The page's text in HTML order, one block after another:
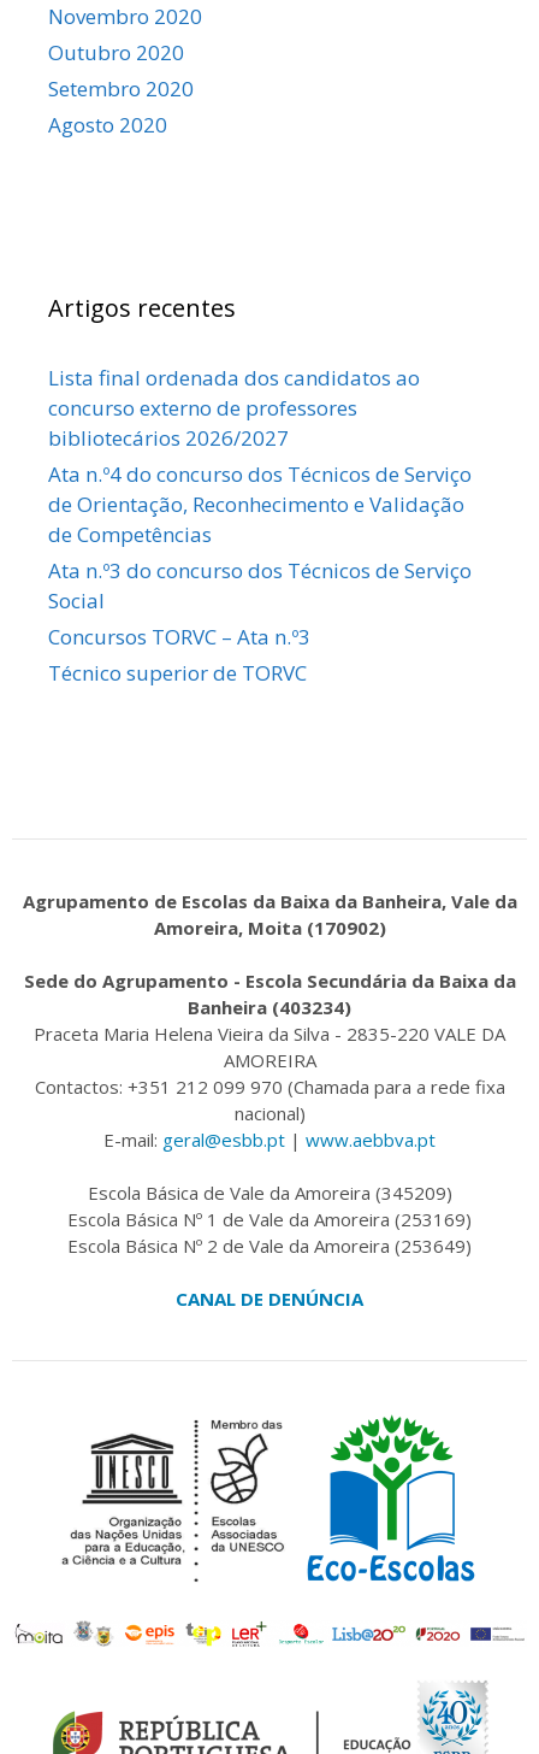
Novembro 2020
Outubro 2020
Setembro 2020
Agosto 2020
Artigos recentes
Lista final ordenada dos candidatos ao
concurso externo de professores
bibliotecários 2026/2027
Ata n.º4 do concurso dos Técnicos de Serviço
de Orientação, Reconhecimento e Validação
de Competências
Ata n.º3 do concurso dos Técnicos de Serviço
Social
Concursos TORVC – Ata n.º3
Técnico superior de TORVC
Agrupamento de Escolas da Baixa da Banheira, Vale da
Amoreira, Moita (170902)
Sede do Agrupamento - Escola Secundária da Baixa da
Banheira (403234)
Praceta Maria Helena Vieira da Silva - 2835-220 VALE DA
AMOREIRA
Contactos: +351 212 099 970 (Chamada para a rede fixa
nacional)
E-mail: geral@esbb.pt | www.aebbva.pt
Escola Básica de Vale da Amoreira (345209)
Escola Básica Nº 1 de Vale da Amoreira (253169)
Escola Básica Nº 2 de Vale da Amoreira (253649)
CANAL DE DENÚNCIA